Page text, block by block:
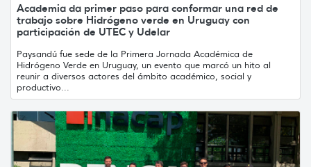
Academia da primer paso para conformar una red de
trabajo sobre Hidrógeno verde en Uruguay con
participación de UTEC y Udelar
Paysandú fue sede de la Primera Jornada Académica de
Hidrógeno Verde en Uruguay, un evento que marcó un hito al
reunir a diversos actores del ámbito académico, social y
productivo...